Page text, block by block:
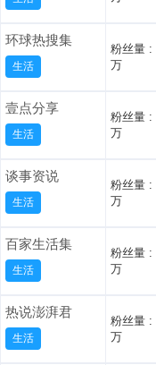
环球热搜集
生活
粉丝量 :
万
壹点分享
生活
粉丝量 :
万
谈事资说
生活
粉丝量 :
万
百家生活集
生活
粉丝量 :
万
热说澎湃君
生活
粉丝量 :
万